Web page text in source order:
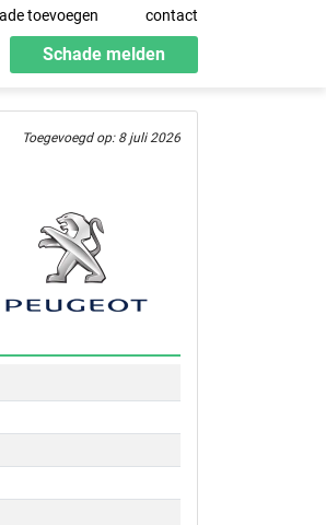
toevoegen contact
Schade melden
Toegevoegd op: 8 juli 2026